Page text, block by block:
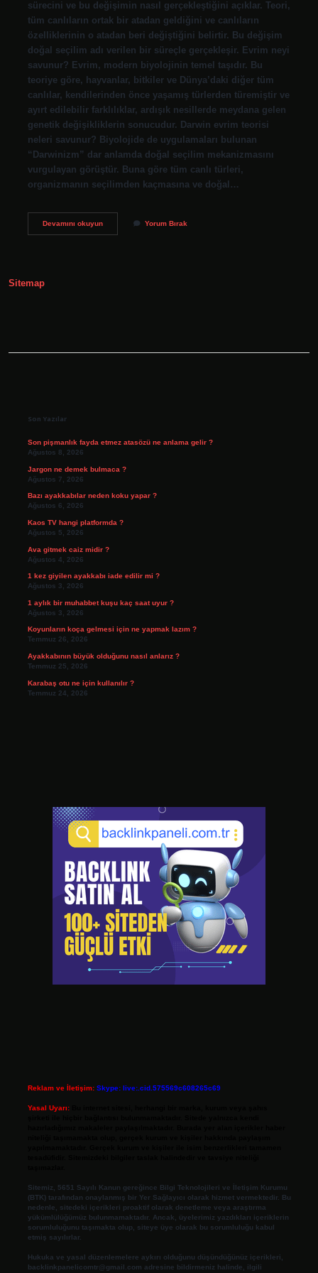
sürecini ve bu değişimin nasıl gerçekleştiğini açıklar. Teori,
tüm canlıların ortak bir atadan geldiğini ve canlıların
özelliklerinin o atadan beri değiştiğini belirtir. Bu değişim
doğal seçilim adı verilen bir süreçle gerçekleşir. Evrim neyi
savunur? Evrim, modern biyolojinin temel taşıdır. Bu
teoriye göre, hayvanlar, bitkiler ve Dünya’daki diğer tüm
canlılar, kendilerinden önce yaşamış türlerden türemiştir ve
ayırt edilebilir farklılıklar, ardışık nesillerde meydana gelen
genetik değişikliklerin sonucudur. Darwin evrim teorisi
neleri savunur? Biyolojide de uygulamaları bulunan
“Darwinizm” dar anlamda doğal seçilim mekanizmasını
vurgulayan görüştür. Buna göre tüm canlı türleri,
organizmanın seçilimden kaçmasına ve doğal…
Devamını okuyunEvrim
Yorum Bırak
Sitemap
Son Yazılar
Son pişmanlık fayda etmez atasözü ne anlama gelir ?
Ağustos 8, 2026
Jargon ne demek bulmaca ?
Ağustos 7, 2026
Bazı ayakkabılar neden koku yapar ?
Ağustos 6, 2026
Kaos TV hangi platformda ?
Ağustos 5, 2026
Ava gitmek caiz midir ?
Ağustos 4, 2026
1 kez giyilen ayakkabı iade edilir mi ?
Ağustos 3, 2026
1 aylık bir muhabbet kuşu kaç saat uyur ?
Ağustos 3, 2026
Koyunların koça gelmesi için ne yapmak lazım ?
Temmuz 26, 2026
Ayakkabının büyük olduğunu nasıl anlarız ?
Temmuz 25, 2026
Karabaş otu ne için kullanılır ?
Temmuz 24, 2026
Reklam ve İletişim: Skype: live:.cid.575569c608265c69
Yasal Uyarı:
Sitemiz, 5651 Sayılı Kanun gereğince Bilgi Teknolojileri ve İletişim Kurumu
(BTK) tarafından onaylanmış bir Yer Sağlayıcı olarak hizmet vermektedir. Bu
nedenle, sitedeki içerikleri proaktif olarak denetleme veya araştırma
yükümlülüğümüz bulunmamaktadır. Ancak, üyelerimiz yazdıkları içeriklerin
sorumluluğunu taşımakta olup, siteye üye olarak bu sorumluluğu kabul
etmiş sayılırlar.
Hukuka ve yasal düzenlemelere aykırı olduğunu düşündüğünüz içerikleri,
backlinkpanelicomtr@gmail.com adresine bildirmeniz halinde, ilgili